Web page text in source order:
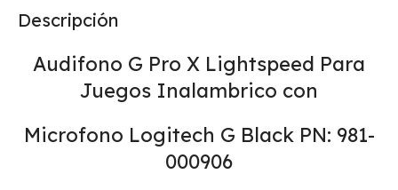
Descripción
Audifono G Pro X Lightspeed Para
Juegos Inalambrico con
Microfono Logitech G Black PN: 981-
000906